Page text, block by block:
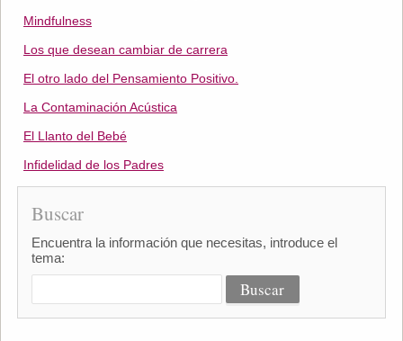
Mindfulness
Los que desean cambiar de carrera
El otro lado del Pensamiento Positivo.
La Contaminación Acústica
El Llanto del Bebé
Infidelidad de los Padres
Buscar
Encuentra la información que necesitas, introduce el
tema: